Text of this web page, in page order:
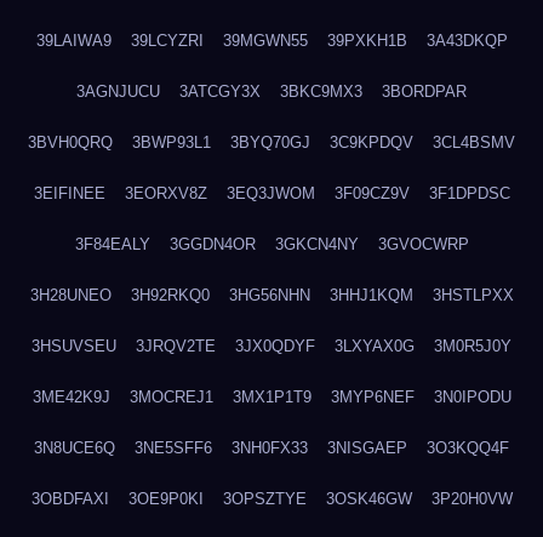
39LAIWA9 39LCYZRI 39MGWN55 39PXKH1B 3A43DKQP
3AGNJUCU 3ATCGY3X 3BKC9MX3 3BORDPAR
3BVH0QRQ 3BWP93L1 3BYQ70GJ 3C9KPDQV 3CL4BSMV
3EIFINEE 3EORXV8Z 3EQ3JWOM 3F09CZ9V 3F1DPDSC
3F84EALY 3GGDN4OR 3GKCN4NY 3GVOCWRP
3H28UNEO 3H92RKQ0 3HG56NHN 3HHJ1KQM 3HSTLPXX
3HSUVSEU 3JRQV2TE 3JX0QDYF 3LXYAX0G 3M0R5J0Y
3ME42K9J 3MOCREJ1 3MX1P1T9 3MYP6NEF 3N0IPODU
3N8UCE6Q 3NE5SFF6 3NH0FX33 3NISGAEP 3O3KQQ4F
3OBDFAXI 3OE9P0KI 3OPSZTYE 3OSK46GW 3P20H0VW